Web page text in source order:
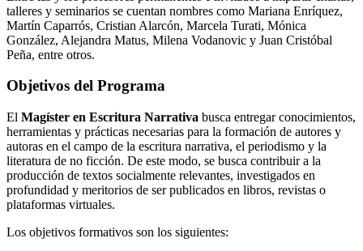
talleres y seminarios se cuentan nombres como Mariana Enríquez,
Martín Caparrós, Cristian Alarcón, Marcela Turati, Mónica
González, Alejandra Matus, Milena Vodanovic y Juan Cristóbal
Peña, entre otros.
Objetivos del Programa
El Magíster en Escritura Narrativa busca entregar conocimientos,
herramientas y prácticas necesarias para la formación de autores y
autoras en el campo de la escritura narrativa, el periodismo y la
literatura de no ficción. De este modo, se busca contribuir a la
producción de textos socialmente relevantes, investigados en
profundidad y meritorios de ser publicados en libros, revistas o
plataformas virtuales.
Los objetivos formativos son los siguientes: